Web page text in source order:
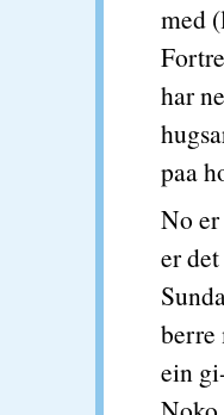
med
har
paa
No
er
berre
ein